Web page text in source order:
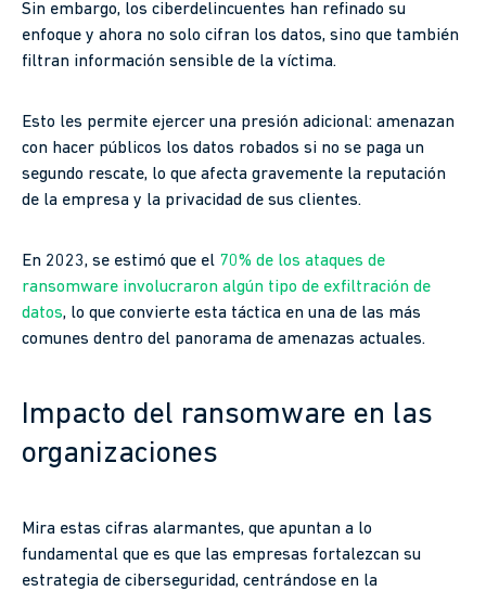
Sin embargo, los ciberdelincuentes han refinado su
enfoque y ahora no solo cifran los datos, sino que también
filtran información sensible de la víctima.
Esto les permite ejercer una presión adicional: amenazan
con hacer públicos los datos robados si no se paga un
segundo rescate, lo que afecta gravemente la reputación
de la empresa y la privacidad de sus clientes.
En 2023, se estimó que el 70% de los ataques de
ransomware involucraron algún tipo de exfiltración de
datos, lo que convierte esta táctica en una de las más
comunes dentro del panorama de amenazas actuales.
Impacto del ransomware en las
organizaciones
Mira estas cifras alarmantes, que apuntan a lo
fundamental que es que las empresas fortalezcan su
estrategia de ciberseguridad, centrándose en la